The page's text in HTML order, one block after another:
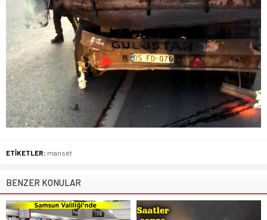
ETİKETLER: manset
BENZER KONULAR